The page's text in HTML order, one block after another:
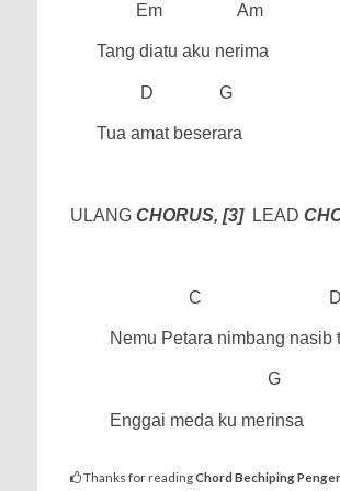
Em Am
Tang diatu aku nerima
D G
Tua amat beserara
ULANG CHORUS, [3] LEAD
C
Nemu Petara nimbang nasib
G
Enggai meda ku merinsa
Thanks for readingChord Bechiping